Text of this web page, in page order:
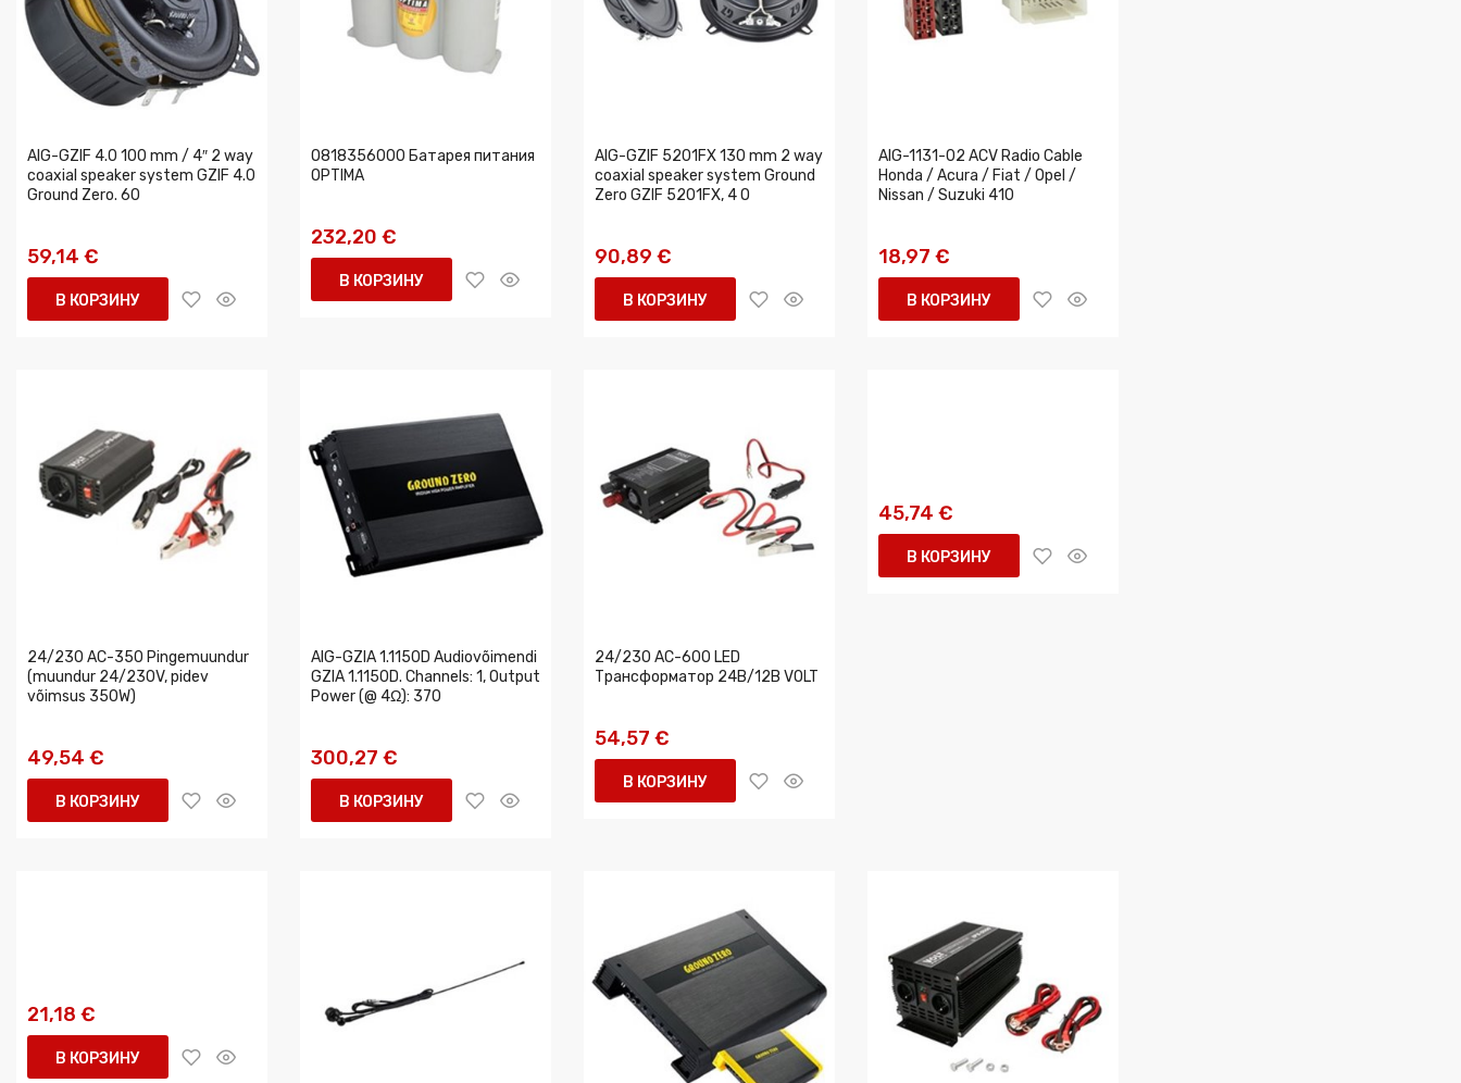
AIG-GZIF 4.0 100 mm / 4″ 2 way
coaxial speaker system GZIF 4.0
Ground Zero. 60
59,14 €
В КОРЗИНУ
O818356000 Батарея питания
OPTIMA
232,20 €
В КОРЗИНУ
AIG-GZIF 5201FX 130 mm 2 way
coaxial speaker system Ground
Zero GZIF 5201FX, 4 O
90,89 €
В КОРЗИНУ
AIG-1131-02 ACV Radio Cable
Honda / Acura / Fiat / Opel /
Nissan / Suzuki 410
18,97 €
В КОРЗИНУ
24/230 AC-350 Pingemuundur
(muundur 24/230V, pidev
võimsus 350W)
49,54 €
В КОРЗИНУ
AIG-GZIA 1.1150D Audiovõimendi
GZIA 1.1150D. Channels: 1, Output
Power (@ 4Ω): 370
300,27 €
В КОРЗИНУ
24/230 AC-600 LED
Трансформатор 24В/12В VOLT
54,57 €
В КОРЗИНУ
45,74 €
В КОРЗИНУ
21,18 €
В КОРЗИНУ